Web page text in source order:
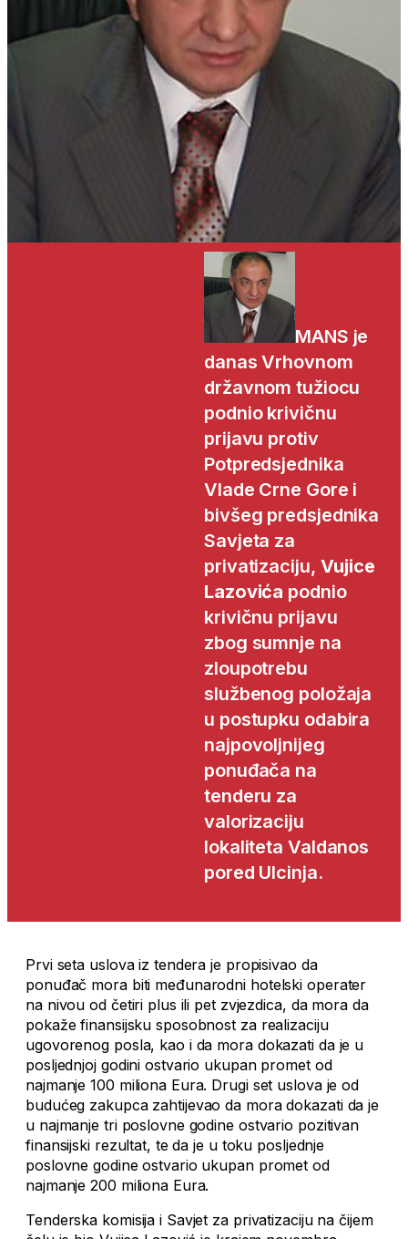
MANS je
danas Vrhovnom
državnom tužiocu
podnio krivičnu
prijavu protiv
Potpredsjednika
Vlade Crne Gore i
bivšeg predsjednika
Savjeta za
privatizaciju, Vujice
Lazovića podnio
krivičnu prijavu
zbog sumnje na
zloupotrebu
službenog položaja
u postupku odabira
najpovoljnijeg
ponuđača na
tenderu za
valorizaciju
lokaliteta Valdanos
pored Ulcinja.
Prvi seta uslova iz tendera je propisivao da
ponuđač mora biti međunarodni hotelski operater
na nivou od četiri plus ili pet zvjezdica, da mora da
pokaže finansijsku sposobnost za realizaciju
ugovorenog posla, kao i da mora dokazati da je u
posljednjoj godini ostvario ukupan promet od
najmanje 100 miliona Eura. Drugi set uslova je od
budućeg zakupca zahtijevao da mora dokazati da je
u najmanje tri poslovne godine ostvario pozitivan
finansijski rezultat, te da je u toku posljednje
poslovne godine ostvario ukupan promet od
najmanje 200 miliona Eura.
Tenderska komisija i Savjet za privatizaciju na čijem